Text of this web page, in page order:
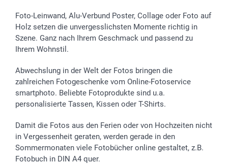
Foto-Leinwand, Alu-Verbund Poster, Collage oder Foto auf
Holz setzen die unvergesslichsten Momente richtig in
Szene. Ganz nach Ihrem Geschmack und passend zu
Ihrem Wohnstil.
Abwechslung in der Welt der Fotos bringen die
zahlreichen Fotogeschenke vom Online-Fotoservice
smartphoto. Beliebte Fotoprodukte sind u.a.
personalisierte Tassen, Kissen oder T-Shirts.
Damit die Fotos aus den Ferien oder von Hochzeiten nicht
in Vergessenheit geraten, werden gerade in den
Sommermonaten viele Fotobücher online gestaltet, z.B.
Fotobuch in DIN A4 quer.